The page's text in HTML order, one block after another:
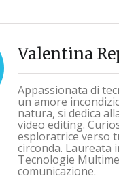
Valentina
Appassionata di
un amore
natura, si dedica
video editing.
esploratrice verso
circonda. Laureata
Tecnologie
comunicazione.